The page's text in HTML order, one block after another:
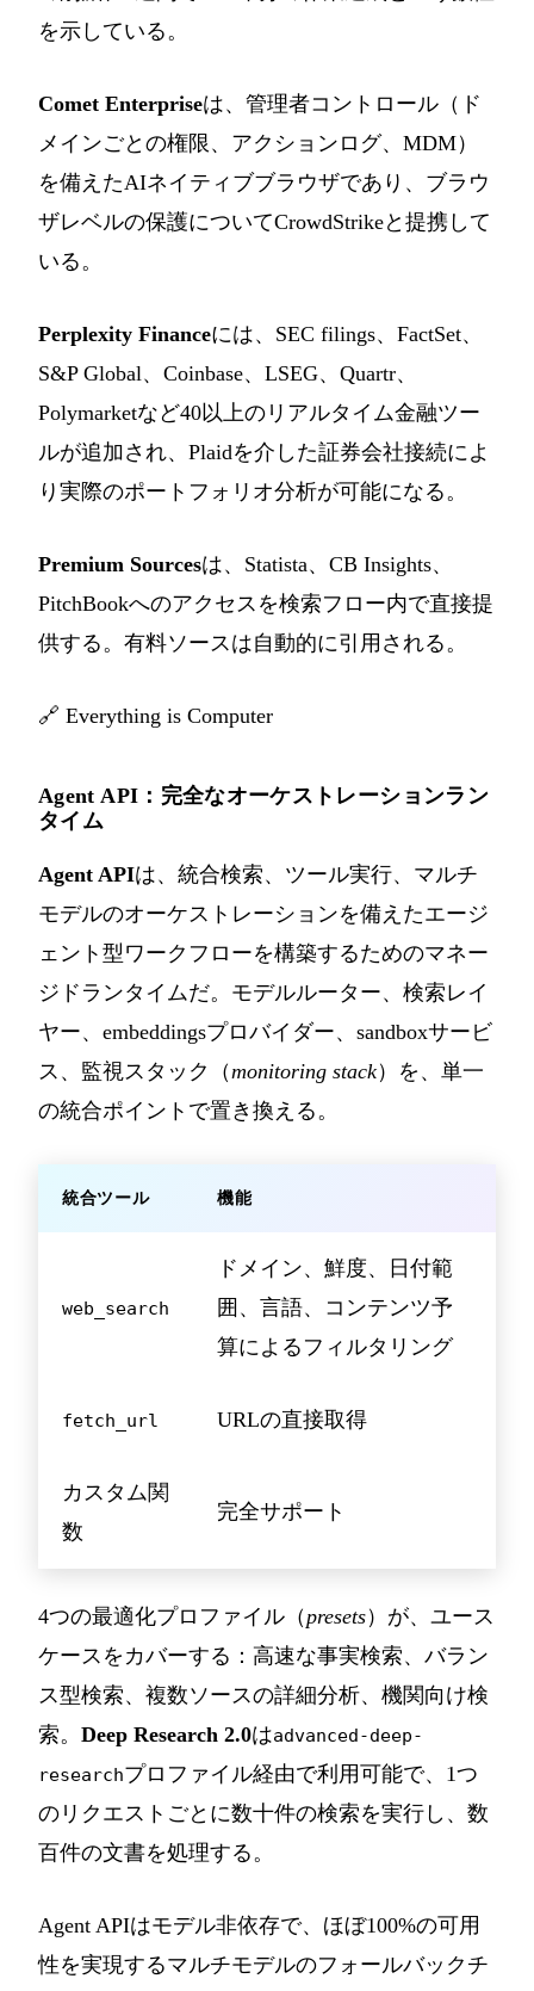
を示している。
Comet Enterpriseは、管理者コントロール（ド
メインごとの権限、アクションログ、MDM）
を備えたAIネイティブブラウザであり、ブラウ
ザレベルの保護についてCrowdStrikeと提携して
いる。
Perplexity Financeには、SEC filings、FactSet、
S&P Global、Coinbase、LSEG、Quartr、
Polymarketなど40以上のリアルタイム金融ツー
ルが追加され、Plaidを介した証券会社接続によ
り実際のポートフォリオ分析が可能になる。
Premium Sourcesは、Statista、CB Insights、
PitchBookへのアクセスを検索フロー内で直接提
供する。有料ソースは自動的に引用される。
🔗 Everything is Computer
Agent API：完全なオーケストレーションラン
タイム
Agent APIは、統合検索、ツール実行、マルチ
モデルのオーケストレーションを備えたエージ
ェント型ワークフローを構築するためのマネー
ジドランタイムだ。モデルルーター、検索レイ
ヤー、embeddingsプロバイダー、sandboxサービ
ス、監視スタック（monitoring stack）を、単一
の統合ポイントで置き換える。
統合ツール 機能
web_search
ドメイン、鮮度、日付範
囲、言語、コンテンツ予
算によるフィルタリング
fetch_url URLの直接取得
カスタム関
数
完全サポート
4つの最適化プロファイル（presets）が、ユース
ケースをカバーする：高速な事実検索、バラン
ス型検索、複数ソースの詳細分析、機関向け検
索。 Deep Research 2.0はadvanced-deep-
researchプロファイル経由で利用可能で、1つ
のリクエストごとに数十件の検索を実行し、数
百件の文書を処理する。
Agent APIはモデル非依存で、ほぼ100%の可用
性を実現するマルチモデルのフォールバックチ